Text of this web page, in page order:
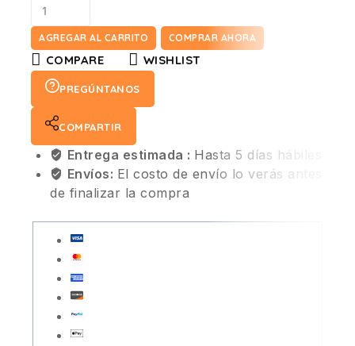
AGREGAR AL CARRITO COMPRAR AHORA
COMPARE WISHLIST
PREGÚNTANOS
COMPARTIR
Entrega estimada : Hasta 5 días hábiles
Envíos: El costo de envío lo verás antes
de finalizar la compra